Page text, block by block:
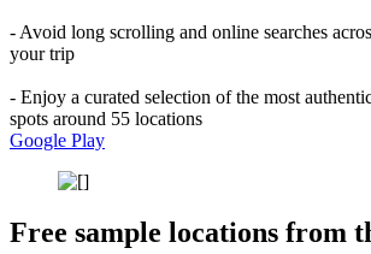
- Avoid long scrolling and online searches
your trip
- Enjoy a curated selection of the most
spots around 55 locations
Google Play
Free sample locations from